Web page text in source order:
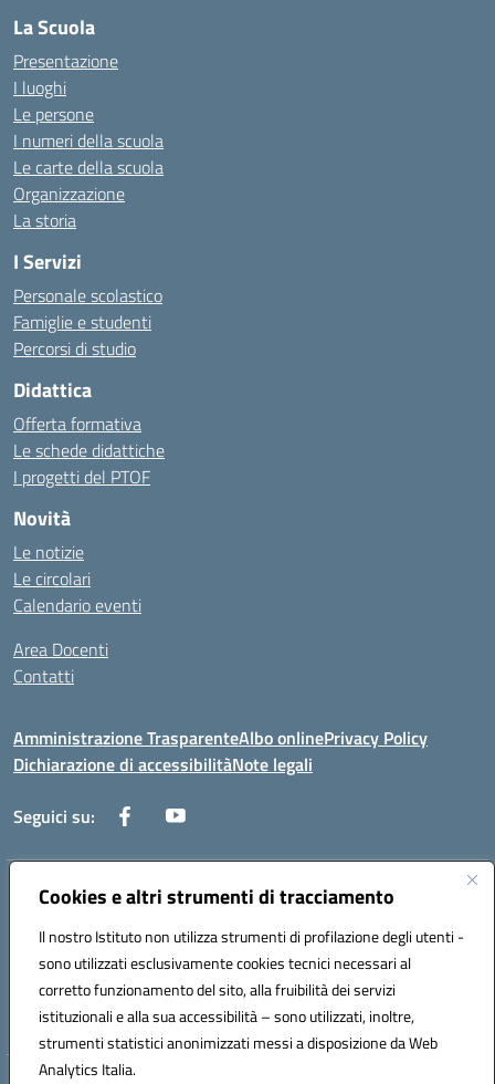
Cookies e altri strumenti di tracciamento
Il nostro Istituto non utilizza strumenti di profilazione degli utenti -
sono utilizzati esclusivamente cookies tecnici necessari al
corretto funzionamento del sito, alla fruibilità dei servizi
istituzionali e alla sua accessibilità – sono utilizzati, inoltre,
strumenti statistici anonimizzati messi a disposizione da Web
Analytics Italia.
La Scuola
Presentazione
I luoghi
Le persone
I numeri della scuola
Le carte della scuola
Organizzazione
La storia
I Servizi
Personale scolastico
Famiglie e studenti
Percorsi di studio
Didattica
Offerta formativa
Le schede didattiche
I progetti del PTOF
Novità
Le notizie
Le circolari
Calendario eventi
Area Docenti
Contatti
Amministrazione TrasparenteAlbo onlinePrivacy Policy
Dichiarazione di accessibilitàNote legali
Seguici su:
Indirizzo:Via dei mille, 2 - 80011 Acerra (NA)
Posta elettronica certificata (PEC):naee10200g@pec.istruzione.it
Codice fiscale: 80103770634
Codice meccanografico: NAEE10200G